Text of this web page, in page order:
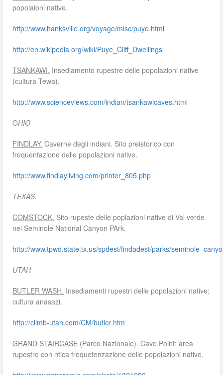
popolaioni native.
http://www.hanksville.org/voyage/misc/puye.html
http://en.wikipedia.org/wiki/Puye_Cliff_Dwellings
TSANKAWI. Insediamento rupestre delle popolazioni native
(cultura Tewa).
http://www.scienceviews.com/indian/tsankawicaves.html
OHIO
FINDLAY. Caverne degli indiani. Sito preistorico con
frequentazione delle popolazioni native.
http://www.findlayliving.com/printer_805.php
TEXAS.
COMSTOCK. Sito rupeste delle poplazioni native di Val verde
nel Seminole National Canyon PArk.
http://www.tpwd.state.tx.us/spdest/findadest/parks/
UTAH
BUTLER WASH. Insediamenti rupestri delle popolazioni native:
cultura anasazi.
http://climb-utah.com/CM/butler.htm
GRAND STAIRCASE (Parco Nazionale). Cave Point: area
rupestre con ntica frequetenzazione delle popolazioni native.